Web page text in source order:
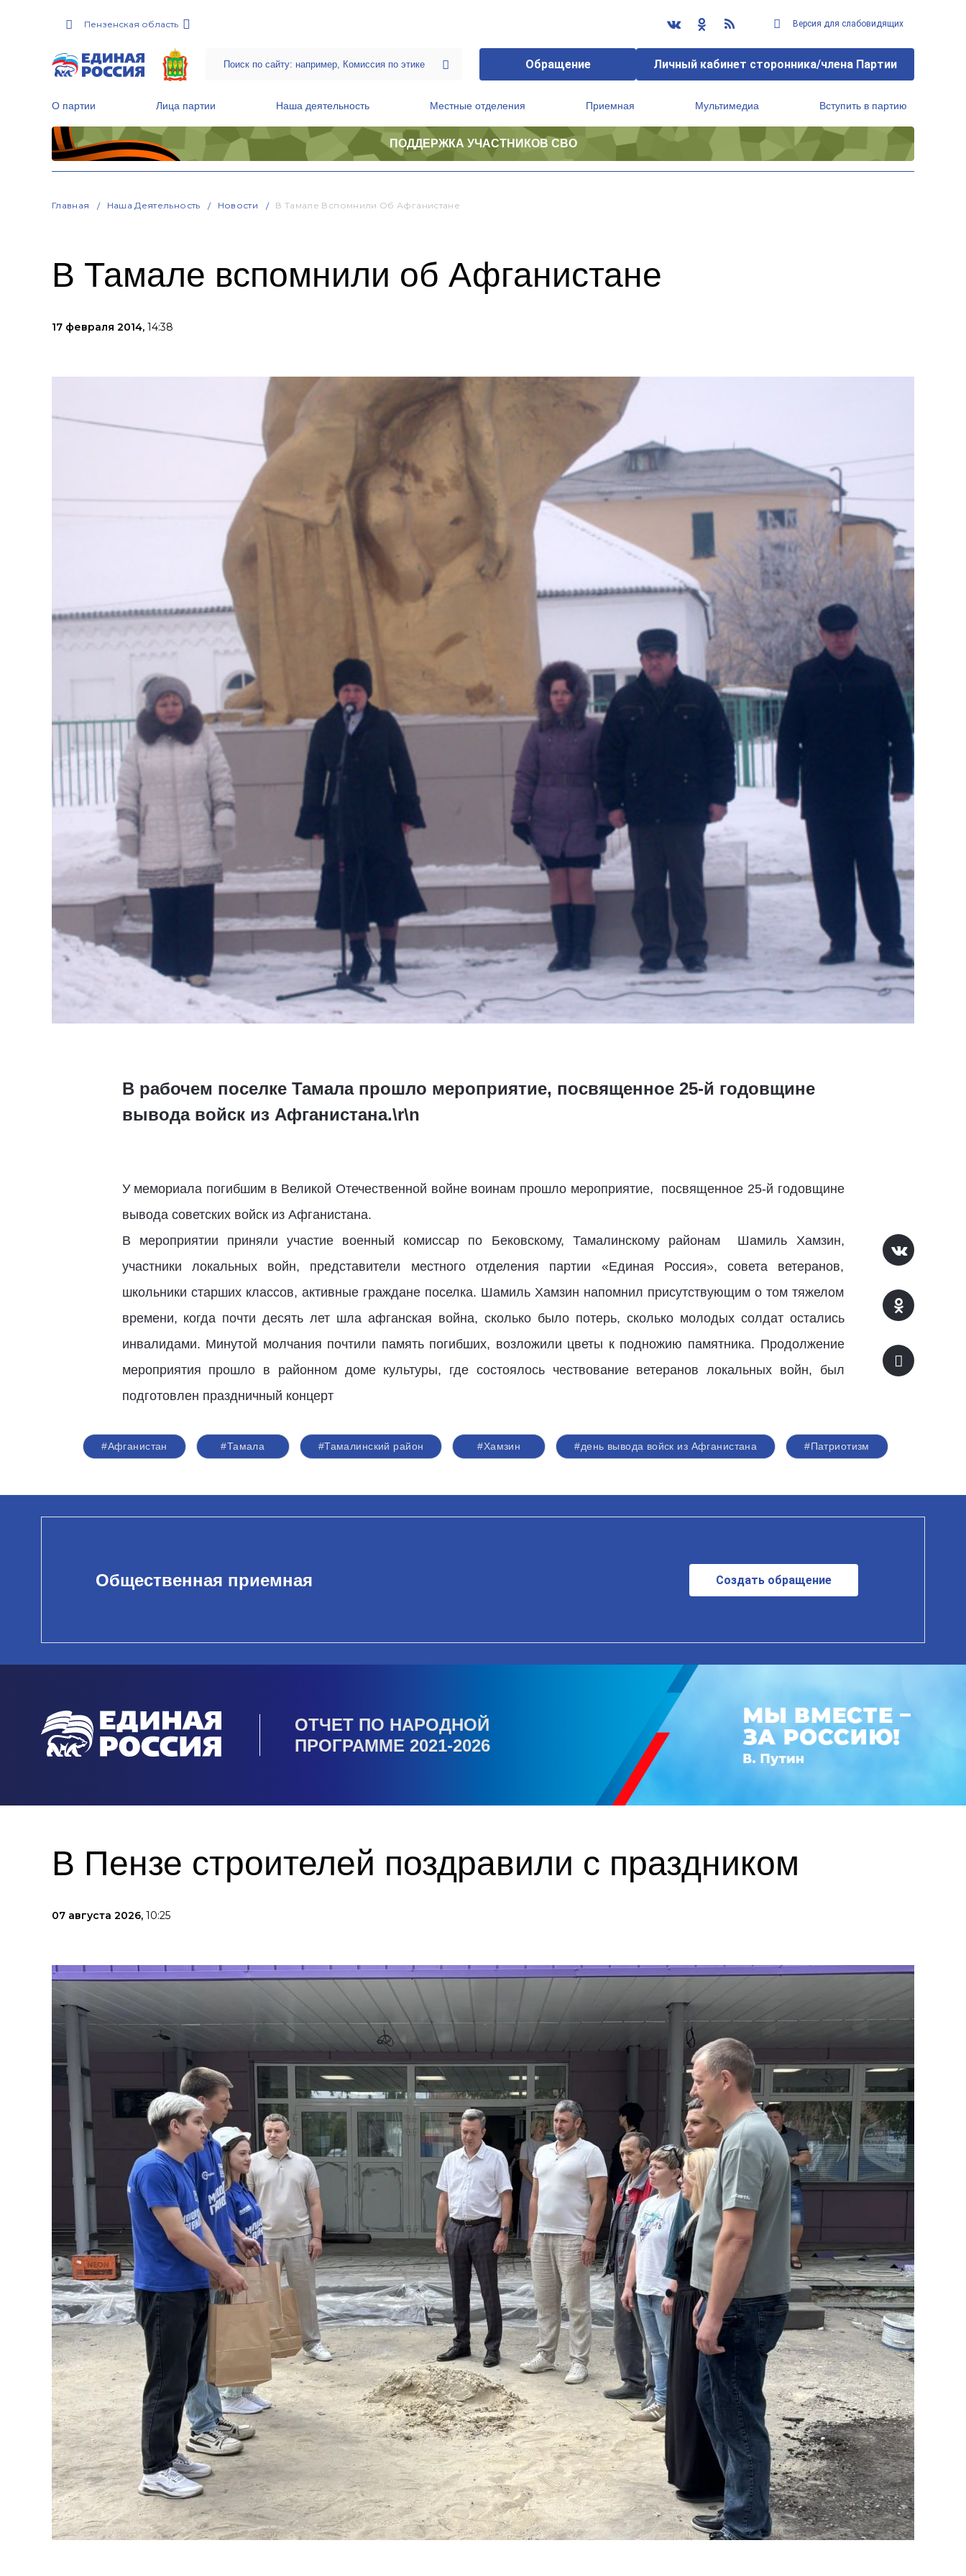
Пензенская область Версия для слабовидящих
Обращение Личный кабинет сторонника/члена Партии
О партии Лица партии Наша деятельность Местные отделения Приемная Мультимедиа Вступить в партию
ПОДДЕРЖКА УЧАСТНИКОВ СВО
Главная Наша Деятельность Новости В Тамале Вспомнили Об Афганистане
В Тамале вспомнили об Афганистане
17 февраля 2014, 14:38
В рабочем поселке Тамала прошло мероприятие, посвященное 25-й годовщине
вывода войск из Афганистана.\r\n
У мемориала погибшим в Великой Отечественной войне воинам прошло мероприятие, посвященное 25-й годовщине
вывода советских войск из Афганистана.
В мероприятии приняли участие военный комиссар по Бековскому, Тамалинскому районам Шамиль Хамзин,
участники локальных войн, представители местного отделения партии «Единая Россия», совета ветеранов,
школьники старших классов, активные граждане поселка. Шамиль Хамзин напомнил присутствующим о том тяжелом
времени, когда почти десять лет шла афганская война, сколько было потерь, сколько молодых солдат остались
инвалидами. Минутой молчания почтили память погибших, возложили цветы к подножию памятника. Продолжение
мероприятия прошло в районном доме культуры, где состоялось чествование ветеранов локальных войн, был
подготовлен праздничный концерт
#Афганистан #Тамала #Тамалинский район #Хамзин #день вывода войск из Афганистана #Патриотизм
Общественная приемная Создать обращение
ОТЧЕТ ПО НАРОДНОЙ
ПРОГРАММЕ 2021-2026
В Пензе строителей поздравили с праздником
07 августа 2026, 10:25